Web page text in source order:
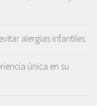
alergias infantiles.
única en su